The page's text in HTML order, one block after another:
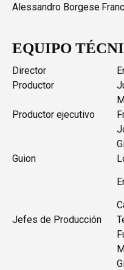
Alessandro Borgese
EQUIPO
Director
Productor
Productor ejecutivo
Guion
Jefes de Producción